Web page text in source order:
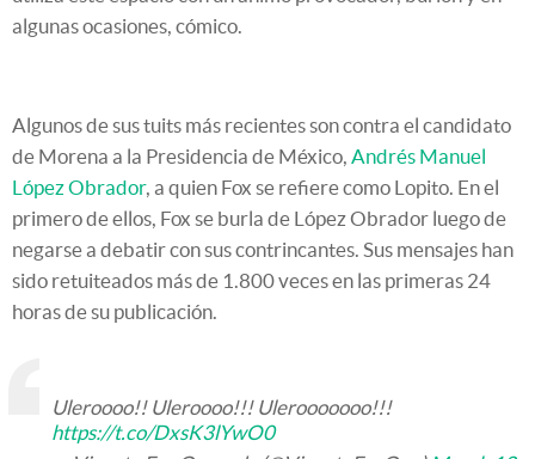
algunas ocasiones, cómico.
Algunos de sus tuits más recientes son contra el candidato
de Morena a la Presidencia de México, Andrés Manuel
López Obrador, a quien Fox se refiere como Lopito. En el
primero de ellos, Fox se burla de López Obrador luego de
negarse a debatir con sus contrincantes. Sus mensajes han
sido retuiteados más de 1.800 veces en las primeras 24
horas de su publicación.
Uleroooo!! Uleroooo!!! Ulerooooooo!!!
https://t.co/DxsK3lYwO0